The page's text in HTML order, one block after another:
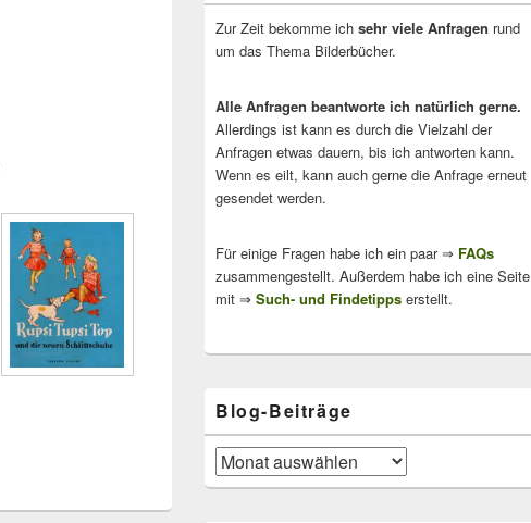
Zur Zeit bekomme ich sehr viele Anfragen rund
um das Thema Bilderbücher.
Alle Anfragen beantworte ich natürlich gerne.
Allerdings ist kann es durch die Vielzahl der
Anfragen etwas dauern, bis ich antworten kann.
Wenn es eilt, kann auch gerne die Anfrage erneut
gesendet werden.
Für einige Fragen habe ich ein paar ⇒ FAQs
zusammengestellt. Außerdem habe ich eine Seite
mit ⇒ Such- und Findetipps erstellt.
Blog-Beiträge
Blog-
Beiträge